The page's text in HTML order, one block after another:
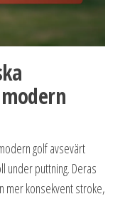
golf avsevärt
under puttning. Deras
mer konsekvent stroke,